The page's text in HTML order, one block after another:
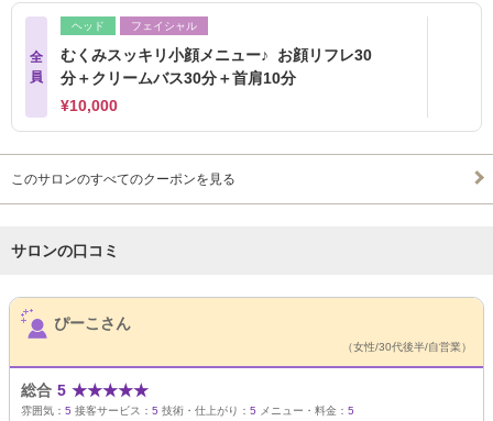
全
員
ヘッド フェイシャル
むくみスッキリ小顔メニュー♪ お顔リフレ30
分＋クリームバス30分＋首肩10分
¥10,000
このサロンのすべてのクーポンを見る
サロンの口コミ
サロンPick Up
ぴーこさん
（女性/30代後半/自営業）
総合 5 ★★★★★
雰囲気： 5 接客サービス： 5 技術・仕上がり： 5 メニュー・料金： 5